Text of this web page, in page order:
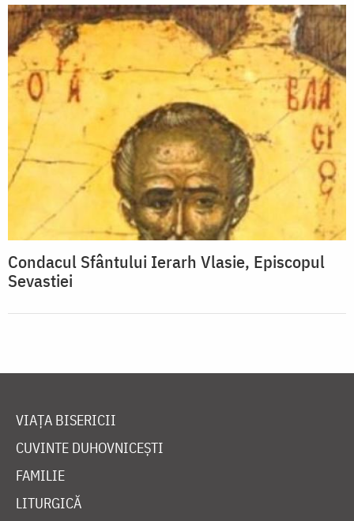
Condacul Sfântului Ierarh Vlasie, Episcopul
Sevastiei
VIAȚA BISERICII
CUVINTE DUHOVNICEȘTI
FAMILIE
LITURGICĂ